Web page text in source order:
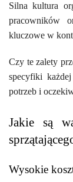
Silna kultura
pracowników
kluczowe w
Czy te zalety
specyfiki
potrzeb i
Jakie są
Wysokie